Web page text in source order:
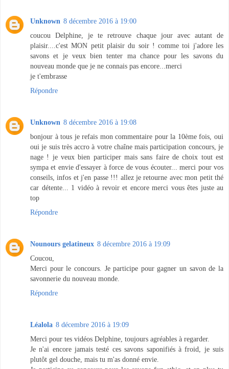
Unknown 8 décembre 2016 à 19:00
coucou Delphine, je te retrouve chaque jour avec autant de
plaisir....c'est MON petit plaisir du soir ! comme toi j'adore les
savons et je veux bien tenter ma chance pour les savons du
nouveau monde que je ne connais pas encore...merci
je t'embrasse
Répondre
Unknown 8 décembre 2016 à 19:08
bonjour à tous je refais mon commentaire pour la 10ème fois, oui
oui je suis très accro à votre chaîne mais participation concours, je
nage ! je veux bien participer mais sans faire de choix tout est
sympa et envie d'essayer à force de vous écouter... merci pour vos
conseils, infos et j'en passe !!! allez je retourne avec mon petit thé
car détente... 1 vidéo à revoir et encore merci vous êtes juste au
top
Répondre
Nounours gelatineux 8 décembre 2016 à 19:09
Coucou,
Merci pour le concours. Je participe pour gagner un savon de la
savonnerie du nouveau monde.
Répondre
Léalola 8 décembre 2016 à 19:09
Merci pour tes vidéos Delphine, toujours agréables à regarder.
Je n'ai encore jamais testé ces savons saponifiés à froid, je suis
plutôt gel douche, mais tu m'as donné envie.